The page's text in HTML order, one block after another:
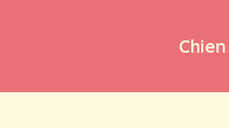
Chien